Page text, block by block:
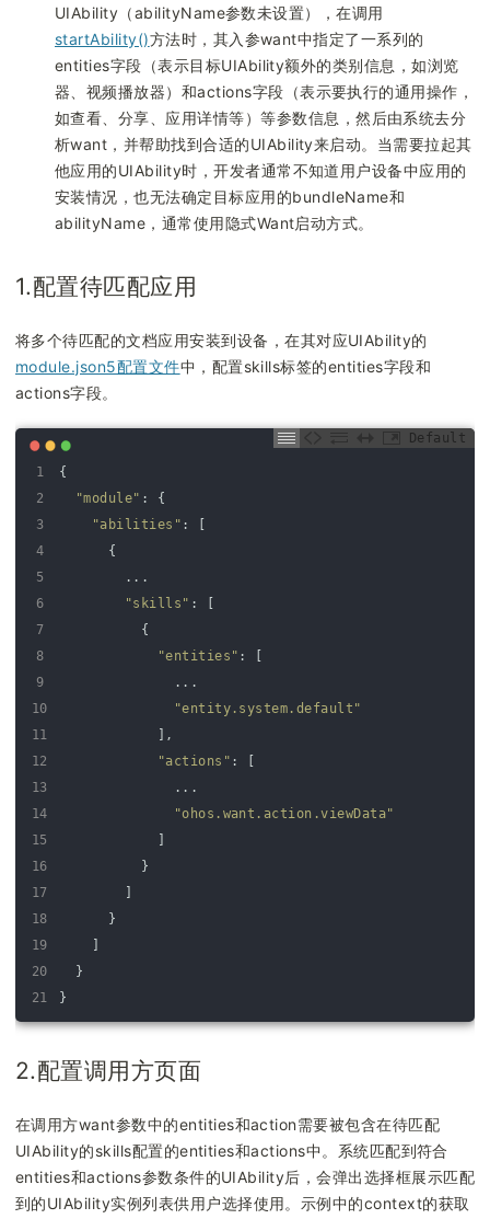
UIAbility（abilityName参数未设置），在调用
startAbility()方法时，其入参want中指定了一系列的
entities字段（表示目标UIAbility额外的类别信息，如浏览
器、视频播放器）和actions字段（表示要执行的通用操作，
如查看、分享、应用详情等）等参数信息，然后由系统去分
析want，并帮助找到合适的UIAbility来启动。当需要拉起其
他应用的UIAbility时，开发者通常不知道用户设备中应用的
安装情况，也无法确定目标应用的bundleName和
abilityName，通常使用隐式Want启动方式。
1.配置待匹配应用
将多个待匹配的文档应用安装到设备，在其对应UIAbility的
module.json5配置文件中，配置skills标签的entities字段和
actions字段。
Default
1
2
3
4
5
6
7
8
9
10
11
12
13
14
15
16
17
18
19
20
21
{
"module" :
{
"abilities" :
[
{
. . .
"skills" :
[
{
"entities" :
[
. . .
"entity.system.default"
] ,
"actions" :
[
. . .
"ohos.want.action.viewData"
]
}
]
}
]
}
}
2.配置调用方页面
在调用方want参数中的entities和action需要被包含在待匹配
UIAbility的skills配置的entities和actions中。系统匹配到符合
entities和actions参数条件的UIAbility后，会弹出选择框展示匹配
到的UIAbility实例列表供用户选择使用。示例中的context的获取